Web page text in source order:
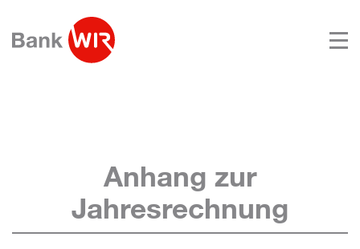
Anhang zur
Jahresrechnung